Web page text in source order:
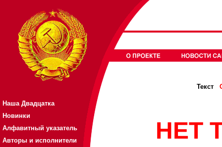
Наша Двадцатка
Новинки
Алфавитный указатель
Авторы и исполнители
Текст
НЕТ